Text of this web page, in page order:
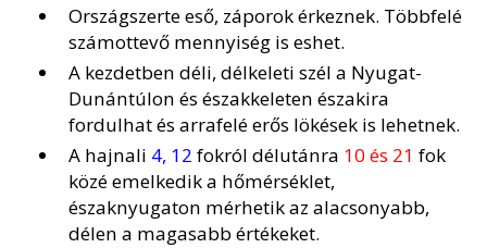
Országszerte eső, záporok érkeznek. Többfelé
számottevő mennyiség is eshet.
A kezdetben déli, délkeleti szél a Nyugat-
Dunántúlon és északkeleten északira
fordulhat és arrafelé erős lökések is lehetnek.
A hajnali 4, 12 fokról délutánra 10 és 21 fok
közé emelkedik a hőmérséklet,
északnyugaton mérhetik az alacsonyabb,
délen a magasabb értékeket.